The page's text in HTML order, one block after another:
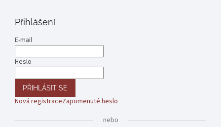
Přihlášení
E-mail
Heslo
PŘIHLÁSIT SE
Nová registraceZapomenuté heslo
nebo